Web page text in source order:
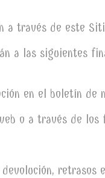
través de este
a las siguientes
en el boletín de
o a través de